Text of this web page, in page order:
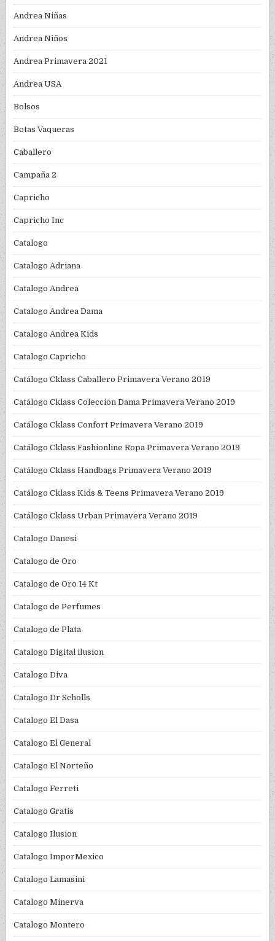
Andrea Niñas
Andrea Niños
Andrea Primavera 2021
Andrea USA
Bolsos
Botas Vaqueras
Caballero
Campaña 2
Capricho
Capricho Inc
Catalogo
Catalogo Adriana
Catalogo Andrea
Catalogo Andrea Dama
Catalogo Andrea Kids
Catalogo Capricho
Catálogo Cklass Caballero Primavera Verano 2019
Catálogo Cklass Colección Dama Primavera Verano 2019
Catálogo Cklass Confort Primavera Verano 2019
Catálogo Cklass Fashionline Ropa Primavera Verano 2019
Catálogo Cklass Handbags Primavera Verano 2019
Catálogo Cklass Kids & Teens Primavera Verano 2019
Catálogo Cklass Urban Primavera Verano 2019
Catalogo Danesi
Catalogo de Oro
Catalogo de Oro 14 Kt
Catalogo de Perfumes
Catalogo de Plata
Catalogo Digital ilusion
Catalogo Diva
Catalogo Dr Scholls
Catalogo El Dasa
Catalogo El General
Catalogo El Norteño
Catalogo Ferreti
Catalogo Gratis
Catalogo Ilusion
Catalogo ImporMexico
Catalogo Lamasini
Catalogo Minerva
Catalogo Montero